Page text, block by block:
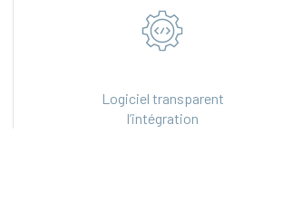
Logiciel transparent
l’intégration